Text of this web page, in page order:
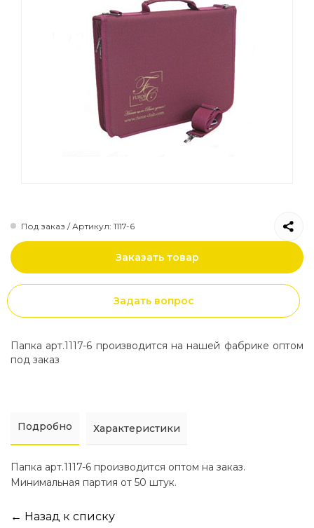
Рюкзаки городские
Сумки на пояс
Рюкзаки городские
Под заказ / Артикул: 1117-6
Заказать товар
Задать вопрос
Папка арт.1117-6 производится на нашей фабрике оптом
под заказ
Подробно Характеристики
Папка арт.1117-6 производится оптом на заказ.
Минимальная партия от 50 штук.
← Назад к списку